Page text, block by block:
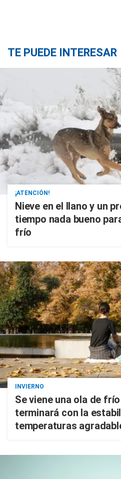
TE PUEDE INTERESAR
¡ATENCIÓN!
Nieve en el llano y un
tiempo nada bueno
frío
INVIERNO
Se viene una ola de
terminará con la
temperaturas